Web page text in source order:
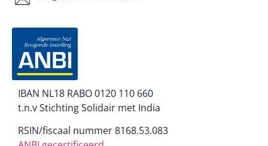
IBAN NL18 RABO 0120 110 660
t.n.v Stichting Solidair met India
RSIN/fiscaal nummer 8168.53.083